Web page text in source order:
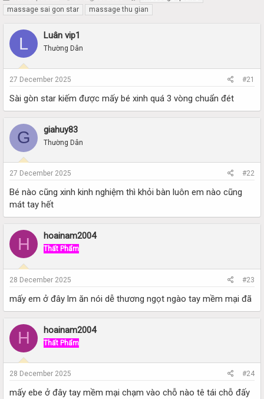
h
r
a
d
t
a
t
e
t
a
t
d
t
massage sai gon star
massage thu gian
L Luân vip1
Thường Dân
27 December 2025 #21
Sài gòn star kiếm được mấy bé xinh quá 3 vòng chuẩn đét
G giahuy83
Thường Dân
27 December 2025 #22
Bé nào cũng xinh kinh nghiệm thì khỏi bàn luôn em nào cũng
mát tay hết
H hoainam2004
Thất Phẩm
28 December 2025 #23
mấy em ở đây lm ăn nói dễ thương ngọt ngào tay mềm mại đã
H hoainam2004
Thất Phẩm
28 December 2025 #24
mấy ebe ở đây tay mềm mại chạm vào chỗ nào tê tái chỗ đấy